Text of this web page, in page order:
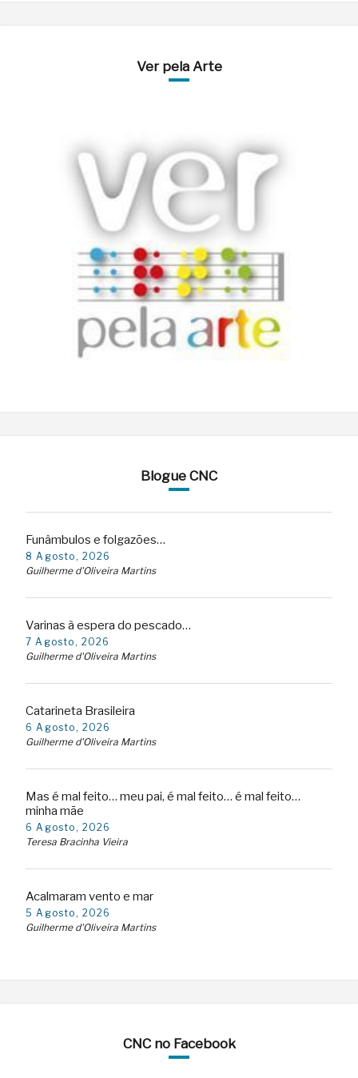
Ver pela Arte
Blogue CNC
Funâmbulos e folgazões…
8 Agosto, 2026
Guilherme d'Oliveira Martins
Varinas à espera do pescado…
7 Agosto, 2026
Guilherme d'Oliveira Martins
Catarineta Brasileira
6 Agosto, 2026
Guilherme d'Oliveira Martins
Mas é mal feito… meu pai, é mal feito… é mal feito…
minha mãe
6 Agosto, 2026
Teresa Bracinha Vieira
Acalmaram vento e mar
5 Agosto, 2026
Guilherme d'Oliveira Martins
CNC no Facebook